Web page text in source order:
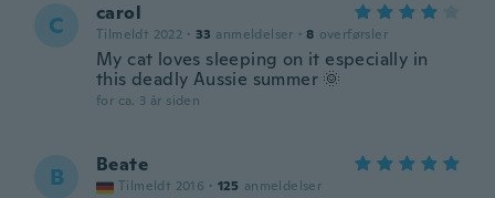
C carol
Tilmeldt 2022 · 33 anmeldelser · 8 overførsler
My cat loves sleeping on it especially in
this deadly Aussie summer 🌞
for ca. 3 år siden
B Beate
Tilmeldt 2016 · 125 anmeldelser